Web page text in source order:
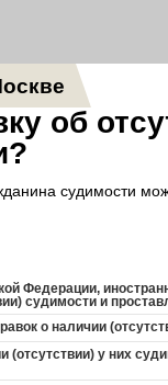
об
судимости
Федерации,
судимости и
о наличии
у них